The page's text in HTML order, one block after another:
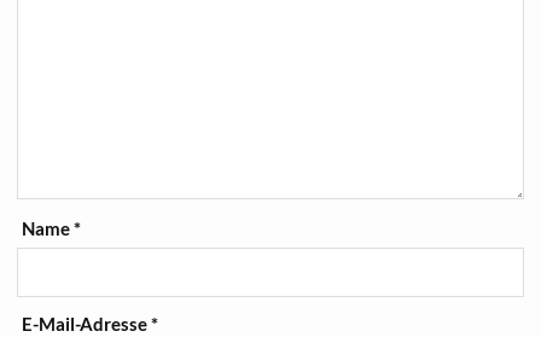
Name*
E-Mail-Adresse*